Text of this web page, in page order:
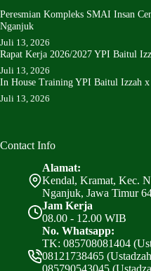
Peresmian Kompleks SMAI Insan
Nganjuk
Juli 13, 2026
Rapat Kerja 2026/2027 YPI Baitul
Juli 13, 2026
In House Training YPI Baitul Izzah
Juli 13, 2026
Contact Info
Alamat:
Kendal, Kramat, Kec.
Nganjuk, Jawa Timur
Jam Kerja
08.00 - 12.00 WIB
No. Whatsapp:
TK: 085708081404
08121738465